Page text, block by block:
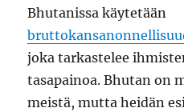
Bhutanissa käytetään
joka tarkastelee
tasapainoa. Bhutan on
meistä, mutta heidän